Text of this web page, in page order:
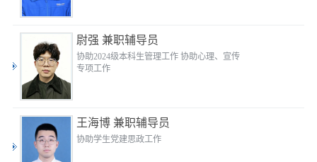
尉强 兼职辅导员
协助2024级本科生管理工作 协助心理、宣传
专项工作
王海博 兼职辅导员
协助学生党建思政工作